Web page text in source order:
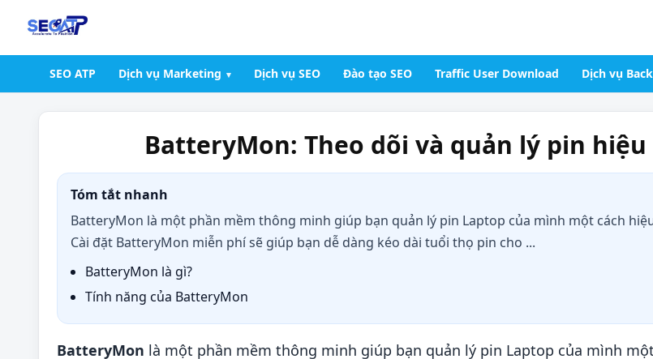
SEO ATP Dịch vụ Marketing Dịch vụ SEO Đào tạo SEO Traffic User Download Dịch vụ
BatteryMon: Theo dõi và quản lý pin
Tóm tắt nhanh
BatteryMon là một phần mềm thông minh giúp bạn quản lý pin Laptop của mình một cách
Cài đặt BatteryMon miễn phí sẽ giúp bạn dễ dàng kéo dài tuổi thọ pin cho ...
BatteryMon là gì?
Tính năng của BatteryMon
BatteryMon là một phần mềm thông minh giúp bạn quản lý pin Laptop của mình